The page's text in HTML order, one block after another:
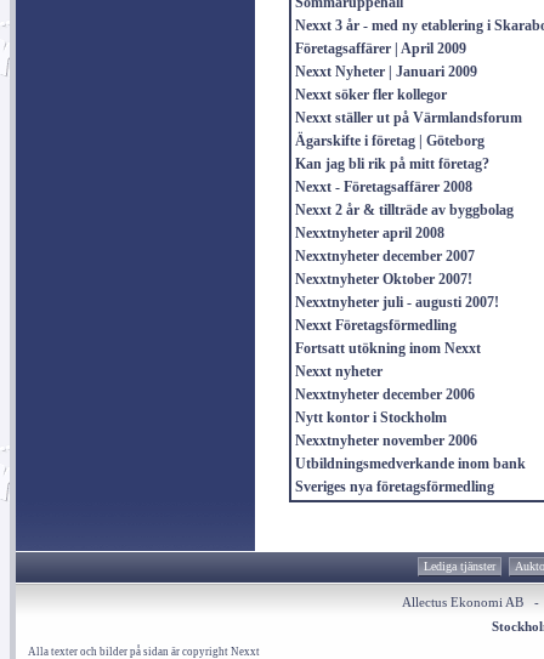
Nexxt 3 år - med ny etablering i
Företagsaffärer | April 2009
Nexxt Nyheter | Januari 2009
Nexxt söker fler kollegor
Nexxt ställer ut på Värmlandsforum
Ägarskifte i företag | Göteborg
Kan jag bli rik på mitt företag?
Nexxt - Företagsaffärer 2008
Nexxt 2 år & tillträde av byggbolag
Nexxtnyheter april 2008
Nexxtnyheter december 2007
Nexxtnyheter Oktober 2007!
Nexxtnyheter juli - augusti 2007!
Nexxt Företagsförmedling
Fortsatt utökning inom Nexxt
Nexxt nyheter
Nexxtnyheter december 2006
Nytt kontor i Stockholm
Nexxtnyheter november 2006
Utbildningsmedverkande inom bank
Sveriges nya företagsförmedling
Lediga tjänster
Allectus Ekonomi
Alla texter och bilder på sidan är copyright Nexxt